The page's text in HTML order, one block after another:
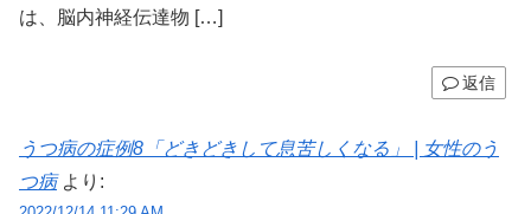
は、脳内神経伝達物 […]
返信
うつ病の症例8「どきどきして息苦しくなる」 | 女性のう
つ病 より: